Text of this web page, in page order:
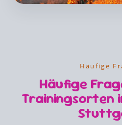
Häufige
Häufige
Trainingsorten